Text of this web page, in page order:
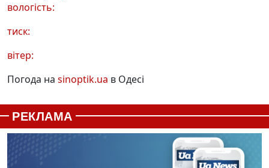
вологість:
тиск:
вітер:
Погода на sinoptik.ua в Одесі
РЕКЛАМА